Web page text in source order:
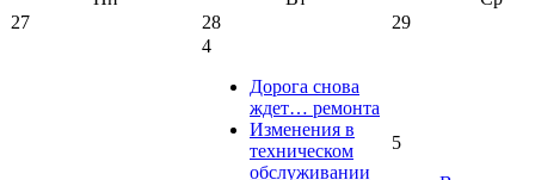
27
28 29
4
Дорога снова
ждет… ремонта
Изменения в
техническом
обслуживании
5